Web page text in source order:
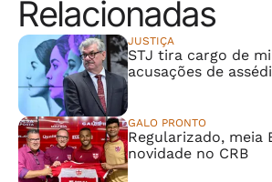
Relacionadas
JUSTIÇA
STJ tira cargo de
acusações de
GALO PRONTO
Regularizado, meia
novidade no CRB